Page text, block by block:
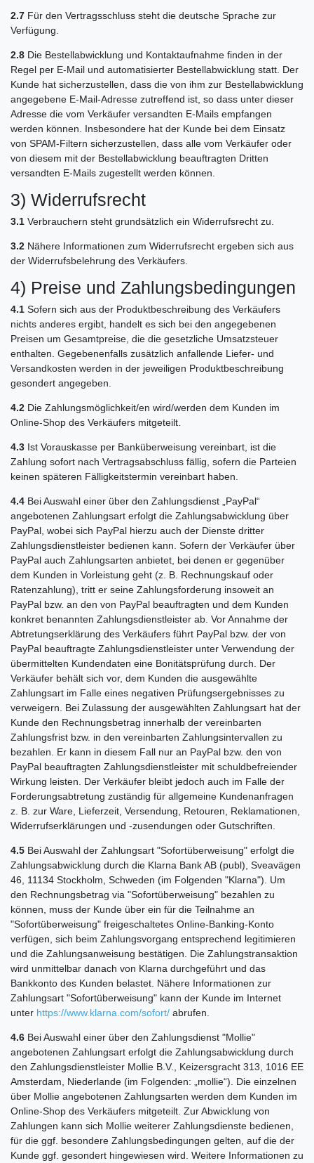
2.7 Für den Vertragsschluss steht die deutsche Sprache zur
Verfügung.
2.8 Die Bestellabwicklung und Kontaktaufnahme finden in der
Regel per E-Mail und automatisierter Bestellabwicklung statt. Der
Kunde hat sicherzustellen, dass die von ihm zur Bestellabwicklung
angegebene E-Mail-Adresse zutreffend ist, so dass unter dieser
Adresse die vom Verkäufer versandten E-Mails empfangen
werden können. Insbesondere hat der Kunde bei dem Einsatz
von SPAM-Filtern sicherzustellen, dass alle vom Verkäufer oder
von diesem mit der Bestellabwicklung beauftragten Dritten
versandten E-Mails zugestellt werden können.
3) Widerrufsrecht
3.1 Verbrauchern steht grundsätzlich ein Widerrufsrecht zu.
3.2 Nähere Informationen zum Widerrufsrecht ergeben sich aus
der Widerrufsbelehrung des Verkäufers.
4) Preise und Zahlungsbedingungen
4.1 Sofern sich aus der Produktbeschreibung des Verkäufers
nichts anderes ergibt, handelt es sich bei den angegebenen
Preisen um Gesamtpreise, die die gesetzliche Umsatzsteuer
enthalten. Gegebenenfalls zusätzlich anfallende Liefer- und
Versandkosten werden in der jeweiligen Produktbeschreibung
gesondert angegeben.
4.2 Die Zahlungsmöglichkeit/en wird/werden dem Kunden im
Online-Shop des Verkäufers mitgeteilt.
4.3 Ist Vorauskasse per Banküberweisung vereinbart, ist die
Zahlung sofort nach Vertragsabschluss fällig, sofern die Parteien
keinen späteren Fälligkeitstermin vereinbart haben.
4.4 Bei Auswahl einer über den Zahlungsdienst „PayPal“
angebotenen Zahlungsart erfolgt die Zahlungsabwicklung über
PayPal, wobei sich PayPal hierzu auch der Dienste dritter
Zahlungsdienstleister bedienen kann. Sofern der Verkäufer über
PayPal auch Zahlungsarten anbietet, bei denen er gegenüber
dem Kunden in Vorleistung geht (z. B. Rechnungskauf oder
Ratenzahlung), tritt er seine Zahlungsforderung insoweit an
PayPal bzw. an den von PayPal beauftragten und dem Kunden
konkret benannten Zahlungsdienstleister ab. Vor Annahme der
Abtretungserklärung des Verkäufers führt PayPal bzw. der von
PayPal beauftragte Zahlungsdienstleister unter Verwendung der
übermittelten Kundendaten eine Bonitätsprüfung durch. Der
Verkäufer behält sich vor, dem Kunden die ausgewählte
Zahlungsart im Falle eines negativen Prüfungsergebnisses zu
verweigern. Bei Zulassung der ausgewählten Zahlungsart hat der
Kunde den Rechnungsbetrag innerhalb der vereinbarten
Zahlungsfrist bzw. in den vereinbarten Zahlungsintervallen zu
bezahlen. Er kann in diesem Fall nur an PayPal bzw. den von
PayPal beauftragten Zahlungsdienstleister mit schuldbefreiender
Wirkung leisten. Der Verkäufer bleibt jedoch auch im Falle der
Forderungsabtretung zuständig für allgemeine Kundenanfragen
z. B. zur Ware, Lieferzeit, Versendung, Retouren, Reklamationen,
Widerrufserklärungen und -zusendungen oder Gutschriften.
4.5 Bei Auswahl der Zahlungsart "Sofortüberweisung" erfolgt die
Zahlungsabwicklung durch die Klarna Bank AB (publ), Sveavägen
46, 11134 Stockholm, Schweden (im Folgenden "Klarna"). Um
den Rechnungsbetrag via "Sofortüberweisung" bezahlen zu
können, muss der Kunde über ein für die Teilnahme an
"Sofortüberweisung" freigeschaltetes Online-Banking-Konto
verfügen, sich beim Zahlungsvorgang entsprechend legitimieren
und die Zahlungsanweisung bestätigen. Die Zahlungstransaktion
wird unmittelbar danach von Klarna durchgeführt und das
Bankkonto des Kunden belastet. Nähere Informationen zur
Zahlungsart "Sofortüberweisung" kann der Kunde im Internet
unter https://www.klarna.com/sofort/ abrufen.
4.6 Bei Auswahl einer über den Zahlungsdienst "Mollie"
angebotenen Zahlungsart erfolgt die Zahlungsabwicklung durch
den Zahlungsdienstleister Mollie B.V., Keizersgracht 313, 1016 EE
Amsterdam, Niederlande (im Folgenden: „mollie“). Die einzelnen
über Mollie angebotenen Zahlungsarten werden dem Kunden im
Online-Shop des Verkäufers mitgeteilt. Zur Abwicklung von
Zahlungen kann sich Mollie weiterer Zahlungsdienste bedienen,
für die ggf. besondere Zahlungsbedingungen gelten, auf die der
Kunde ggf. gesondert hingewiesen wird. Weitere Informationen zu